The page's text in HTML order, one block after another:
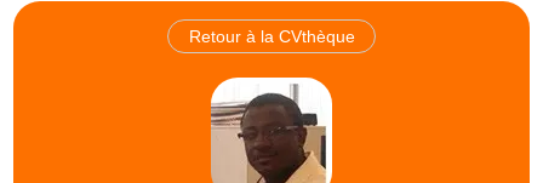
Retour à la CVthèque